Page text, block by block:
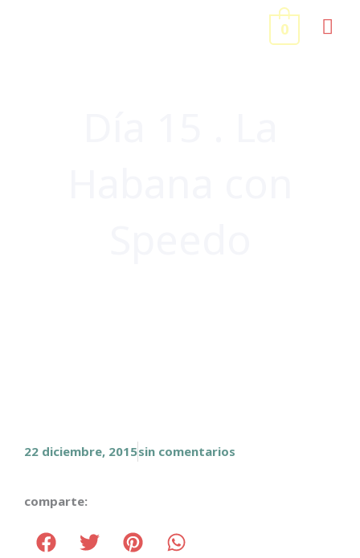
0
22 diciembre, 2015sin comentarios
comparte: